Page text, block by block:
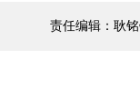
责任编辑：耿